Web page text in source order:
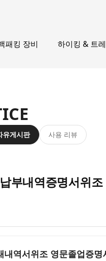
패킹 장비 하이킹 & 트
유게시판 사용 리뷰
부내역증명서위
내역서위조 영문졸업증명